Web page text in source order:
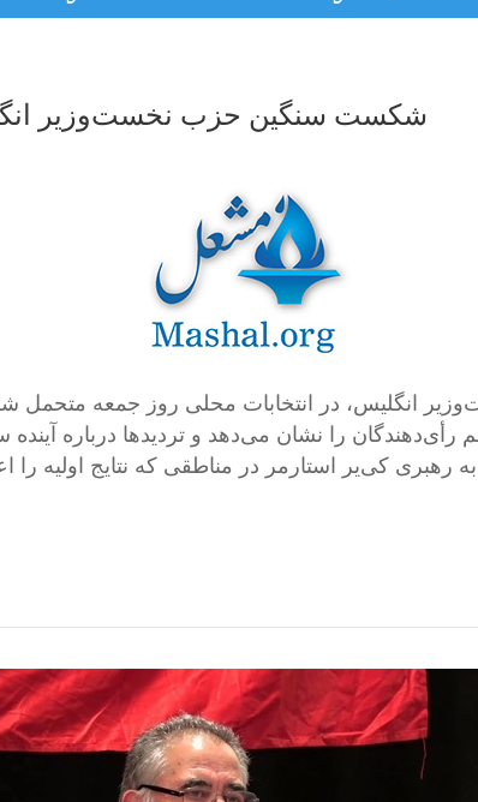
شکست سنگین حزب نخست‌وزیر
انگلیس، در انتخابات محلی روز جمعه
را نشان می‌دهد و تردیدها درباره آینده
کی‌یر استارمر در مناطقی که نتایج اولیه را